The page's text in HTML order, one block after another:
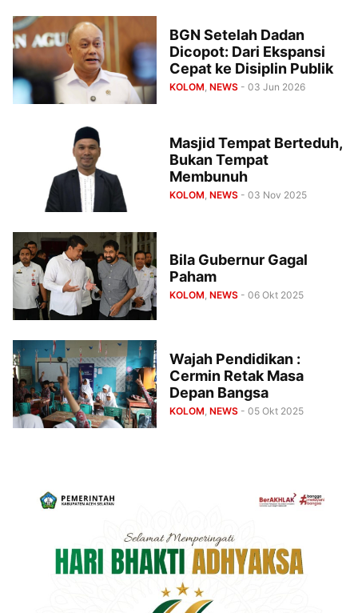
BGN Setelah Dadan
Dicopot: Dari Ekspansi
Cepat ke Disiplin Publik
KOLOM, NEWS - 03 Jun 2026
Masjid Tempat Berteduh,
Bukan Tempat
Membunuh
KOLOM, NEWS - 03 Nov 2025
Bila Gubernur Gagal
Paham
KOLOM NEWS - 06 Okt 2025
Wajah Pendidikan :
Cermin Retak Masa
Depan Bangsa
KOLOM, NEWS - 05 Okt 2025